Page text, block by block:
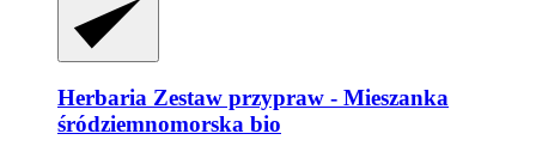
Herbaria Zestaw przypraw -​ Mieszanka
śródziemnomorska bio